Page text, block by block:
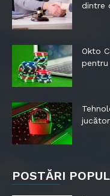
dintre
Okto
pentru
POSTĂRI